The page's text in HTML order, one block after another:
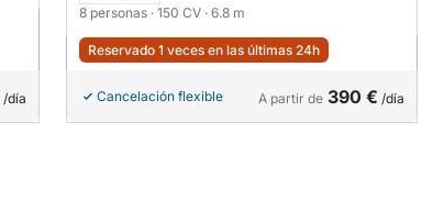
/día
8 personas · 150 CV · 6.8 m
Reservado 1 veces en las últimas 24h
Cancelación flexible A partir de 390 € /día